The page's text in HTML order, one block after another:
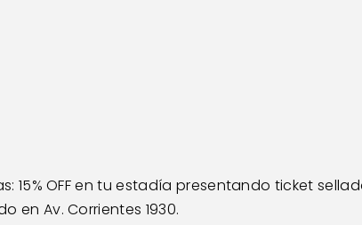
15% OFF en tu estadía presentando ticket
en Av. Corrientes 1930.